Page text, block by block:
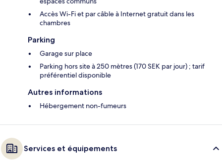
Accès Wi-Fi et par câble à Internet gratuit dans les
chambres
Parking
Garage sur place
Parking hors site à 250 mètres (170 SEK par jour) ; tarif
préférentiel disponible
Autres informations
Hébergement non-fumeurs
Services et équipements